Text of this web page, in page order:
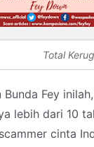
Total
Fey inilah,
lebih dari 10
cinta